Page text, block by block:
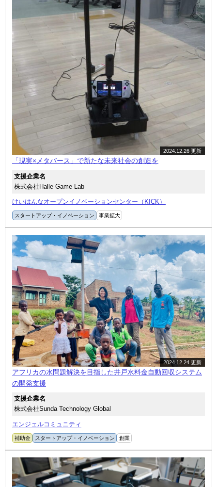
2024.12.26 更新
「現実×メタバース」で新たな未来社会の創造を
支援企業名
株式会社Halle Game Lab
けいはんなオープンイノベーションセンター（KICK）
スタートアップ・イノベーション 事業拡大
2024.12.24 更新
アフリカの水問題解決を目指した井戸水料金自動回収システム
の開発支援
支援企業名
株式会社Sunda Technology Global
エンジェルコミュニティ
補助金 スタートアップ・イノベーション 創業